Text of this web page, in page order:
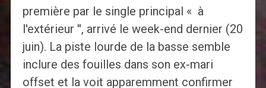
première par le single principal « à
l'extérieur '', arrivé le week-end dernier (20
juin). La piste lourde de la basse semble
inclure des fouilles dans son ex-mari
offset et la voit apparemment confirmer